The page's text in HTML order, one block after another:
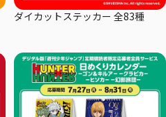
ダイカットステッカー 全83種